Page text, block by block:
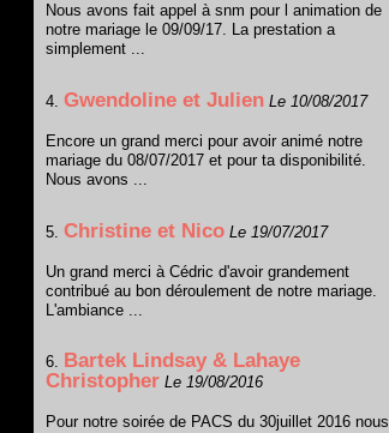
Nous avons fait appel à snm pour l animation de
notre mariage le 09/09/17. La prestation a
simplement ...
4. Gwendoline et Julien Le 10/08/2017
Encore un grand merci pour avoir animé notre
mariage du 08/07/2017 et pour ta disponibilité.
Nous avons ...
5. Christine et Nico Le 19/07/2017
Un grand merci à Cédric d'avoir grandement
contribué au bon déroulement de notre mariage.
L'ambiance ...
6. Bartek Lindsay & Lahaye
Christopher Le 19/08/2016
Pour notre soirée de PACS du 30juillet 2016 nous